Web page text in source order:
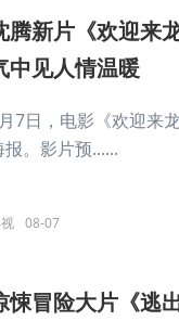
腾新片《欢迎来
中见人情温暖
7日，电影《欢迎来
报。影片预......
08-07
悚冒险大片《逃